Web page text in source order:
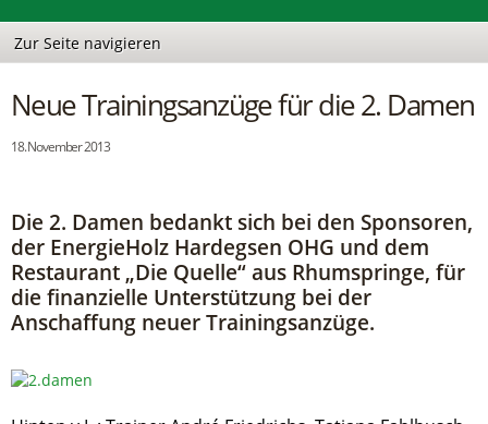
Neue Trainingsanzüge für die 2. Damen
18. November 2013
Die 2. Damen bedankt sich bei den Sponsoren,
der EnergieHolz Hardegsen OHG und dem
Restaurant „Die Quelle“ aus Rhumspringe, für
die finanzielle Unterstützung bei der
Anschaffung neuer Trainingsanzüge.